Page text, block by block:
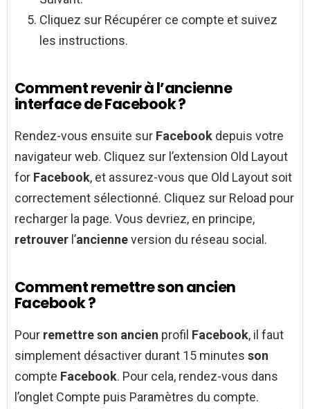
Cliquez sur Récupérer ce compte et suivez
les instructions.
Comment revenir à l’ancienne
interface de Facebook ?
Rendez-vous ensuite sur Facebook depuis votre
navigateur web. Cliquez sur l’extension Old Layout
for Facebook, et assurez-vous que Old Layout soit
correctement sélectionné. Cliquez sur Reload pour
recharger la page. Vous devriez, en principe,
retrouver l’ancienneversion du réseau social.
Comment remettre son ancien
Facebook ?
Pour remettre son ancien profil Facebook, il faut
simplement désactiver durant 15 minutes son
compte Facebook. Pour cela, rendez-vous dans
l’onglet Compte puis Paramètres du compte.